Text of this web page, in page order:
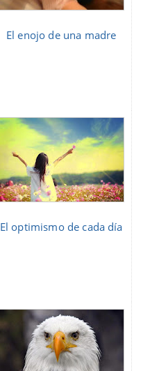
El enojo de una madre
El optimismo de cada día